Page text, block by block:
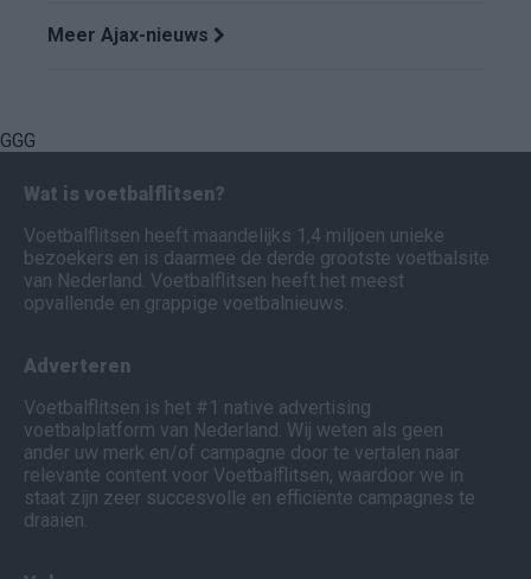
Meer Ajax-nieuws
GGG
Wat is voetbalflitsen?
Voetbalflitsen heeft maandelijks 1,4 miljoen unieke
bezoekers en is daarmee de derde grootste voetbalsite
van Nederland. Voetbalflitsen heeft het meest
opvallende en grappige voetbalnieuws.
Adverteren
Voetbalflitsen is het #1 native advertising
voetbalplatform van Nederland. Wij weten als geen
ander uw merk en/of campagne door te vertalen naar
relevante content voor Voetbalflitsen, waardoor we in
staat zijn zeer succesvolle en efficiënte campagnes te
draaien.